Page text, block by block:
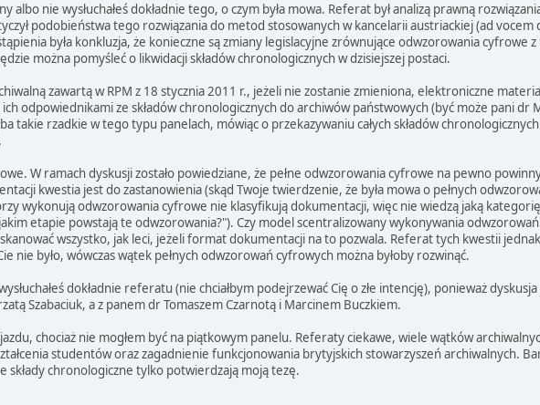
albo nie wysłuchałeś dokładnie tego, o czym była mowa. Referat był analizą prawną
podobieństwa tego rozwiązania do metod stosowanych w kancelarii austriackiej (ad
była konkluzja, że konieczne są zmiany legislacyjne zrównujące odwzorowania cyfrowe
można pomyśleć o likwidacji składów chronologicznych w dzisiejszej postaci.
zawartą w RPM z 18 stycznia 2011 r., jeżeli nie zostanie zmieniona, elektroniczne
odpowiednikami ze składów chronologicznych do archiwów państwowych (być może pani dr
takie rzadkie w tego typu panelach, mówiąc o przekazywaniu całych składów
W ramach dyskusji zostało powiedziane, że pełne odwzorowania cyfrowe na pewno
kwestia jest do zastanowienia (skąd Twoje twierdzenie, że była mowa o pełnych
wykonują odwzorowania cyfrowe nie klasyfikują dokumentacji, więc nie wiedzą jaką
etapie powstają te odwzorowania?"). Czy model scentralizowany wykonywania
wszystko, jak leci, jeżeli format dokumentacji na to pozwala. Referat tych kwestii
nie było, wówczas wątek pełnych odwzorowań cyfrowych można byłoby rozwinąć.
dokładnie referatu (nie chciałbym podejrzewać Cię o złe intencję), ponieważ
Szabaciuk, a z panem dr Tomaszem Czarnotą i Marcinem Buczkiem.
chociaż nie mogłem być na piątkowym panelu. Referaty ciekawe, wiele wątków
studentów oraz zagadnienie funkcjonowania brytyjskich stowarzyszeń archiwalnych.
składy chronologiczne tylko potwierdzają moją tezę.